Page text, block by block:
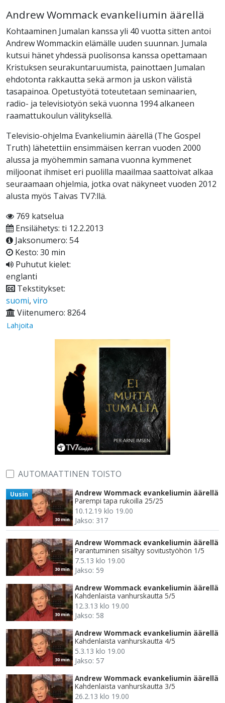
Andrew Wommack evankeliumin äärellä
Kohtaaminen Jumalan kanssa yli 40 vuotta sitten antoi
Andrew Wommackin elämälle uuden suunnan. Jumala
kutsui hänet yhdessä puolisonsa kanssa opettamaan
Kristuksen seurakuntaruumista, painottaen Jumalan
ehdotonta rakkautta sekä armon ja uskon välistä
tasapainoa. Opetustyötä toteutetaan seminaarien,
radio- ja televisiotyön sekä vuonna 1994 alkaneen
raamattukoulun välityksellä.
Televisio-ohjelma Evankeliumin äärellä (The Gospel
Truth) lähetettiin ensimmäisen kerran vuoden 2000
alussa ja myöhemmin samana vuonna kymmenet
miljoonat ihmiset eri puolilla maailmaa saattoivat alkaa
seuraamaan ohjelmia, jotka ovat näkyneet vuoden 2012
alusta myös Taivas TV7:llä.
769 katselua
Ensilähetys: ti 12.2.2013
Jaksonumero: 54
Kesto: 30 min
Puhutut kielet:
englanti
Tekstitykset:
suomi, viro
Viitenumero: 8264
Lahjoita
AUTOMAATTINEN TOISTO
30 min
Uusin
Andrew Wommack evankeliumin äärellä
Parempi tapa rukoilla 25/25
10.12.19 klo 19.00
Jakso: 317
30 min
Andrew Wommack evankeliumin äärellä
Parantuminen sisältyy sovitustyöhön 1/5
7.5.13 klo 19.00
Jakso: 59
30 min
Andrew Wommack evankeliumin äärellä
Kahdenlaista vanhurskautta 5/5
12.3.13 klo 19.00
Jakso: 58
30 min
Andrew Wommack evankeliumin äärellä
Kahdenlaista vanhurskautta 4/5
5.3.13 klo 19.00
Jakso: 57
Andrew Wommack evankeliumin äärellä
Kahdenlaista vanhurskautta 3/5
26.2.13 klo 19.00